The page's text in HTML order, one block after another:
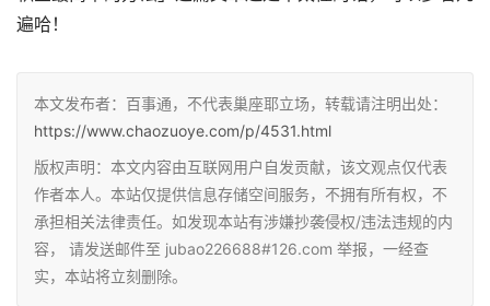
遍哈！
本文发布者：百事通，不代表巢座耶立场，转载请注明出处：
https://www.chaozuoye.com/p/4531.html
版权声明：本文内容由互联网用户自发贡献，该文观点仅代表
作者本人。本站仅提供信息存储空间服务，不拥有所有权，不
承担相关法律责任。如发现本站有涉嫌抄袭侵权/违法违规的内
容， 请发送邮件至 jubao226688#126.com 举报，一经查
实，本站将立刻删除。